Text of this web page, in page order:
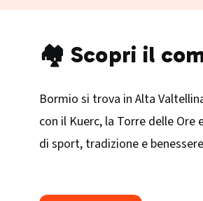
🏘️ Scopri il
Bormio si trova in Alta
con il Kuerc, la Torre delle Ore
di sport, tradizione e